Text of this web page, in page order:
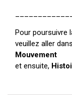
Pour poursuivre
veuillez aller
Mouvement
et ensuite,